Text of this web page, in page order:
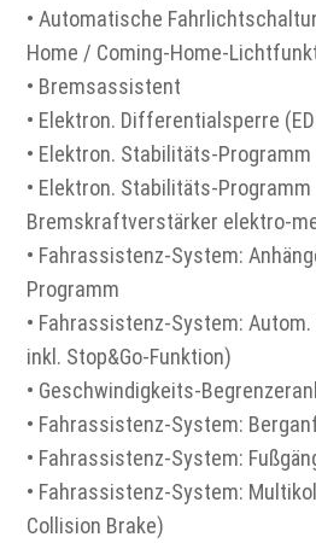
• Automatische
Home / Coming-Home-
• Bremsassistent
• Elektron. Differentialsperre
• Elektron. Stabilitäts-Programm
• Elektron. Stabilitäts-Programm
Bremskraftverstärker elektro-
• Fahrassistenz-System:
Programm
• Fahrassistenz-System:
inkl. Stop&Go-Funktion)
• Geschwindigkeits-
• Fahrassistenz-System:
• Fahrassistenz-System:
• Fahrassistenz-System:
Collision Brake)